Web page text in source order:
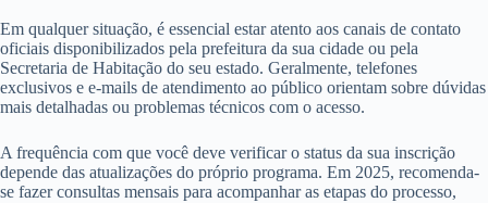
Em qualquer situação, é essencial estar atento aos canais de contato
oficiais disponibilizados pela prefeitura da sua cidade ou pela
Secretaria de Habitação do seu estado. Geralmente, telefones
exclusivos e e-mails de atendimento ao público orientam sobre dúvidas
mais detalhadas ou problemas técnicos com o acesso.
A frequência com que você deve verificar o status da sua inscrição
depende das atualizações do próprio programa. Em 2025, recomenda-
se fazer consultas mensais para acompanhar as etapas do processo,